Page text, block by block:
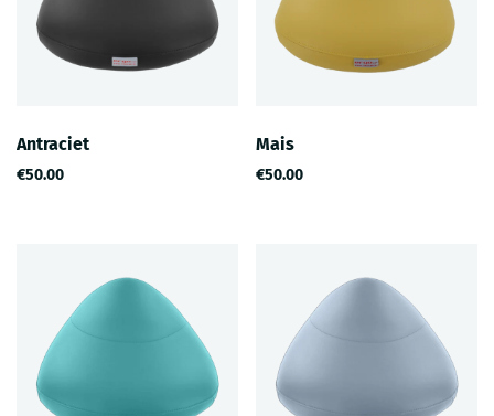
Antraciet
€50.00
Mais
€50.00